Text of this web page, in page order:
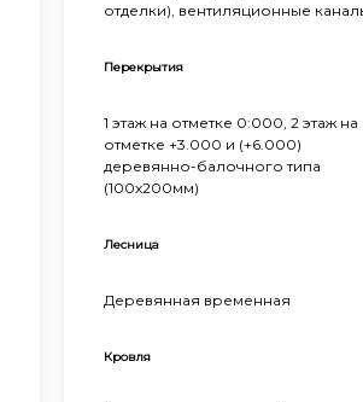
отделки), вентиляционные
Перекрытия
1 этаж на отметке 0:000, 2 этаж на
отметке +3.000 и (+6.000)
деревянно-балочного типа
(100х200мм)
Лесница
Деревянная временная
Кровля